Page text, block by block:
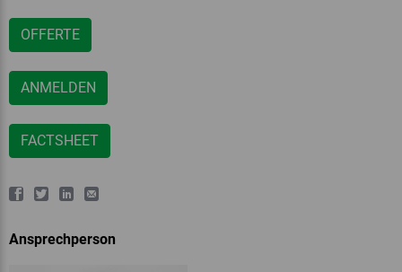
OFFERTE
ANMELDEN
FACTSHEET
Ansprechperson